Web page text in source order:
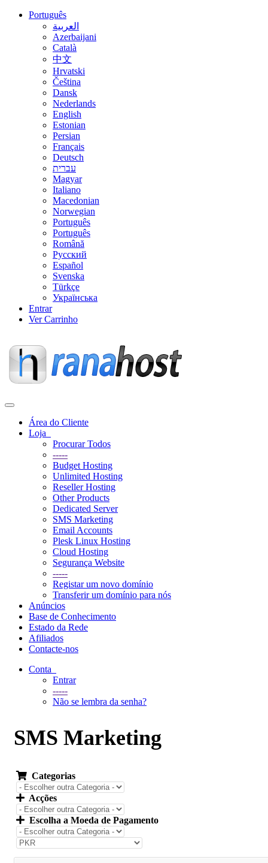
Português
العربية
Azerbaijani
Català
中文
Hrvatski
Čeština
Dansk
Nederlands
English
Estonian
Persian
Français
Deutsch
עברית
Magyar
Italiano
Macedonian
Norwegian
Português
Português
Română
Русский
Español
Svenska
Türkçe
Українська
Entrar
Ver Carrinho
Alternar
navegaçãoÁrea do Cliente
Loja
Procurar Todos
-----
Budget Hosting
Unlimited Hosting
Reseller Hosting
Other Products
Dedicated Server
SMS Marketing
Email Accounts
Plesk Linux Hosting
Cloud Hosting
Segurança Website
-----
Registar um novo domínio
Transferir um domínio para nós
Anúncios
Base de Conhecimento
Estado da Rede
Afiliados
Contacte-nos
Conta
Entrar
-----
Não se lembra da senha?
SMS Marketing
Categorias
Acções
Escolha a Moeda de Pagamento